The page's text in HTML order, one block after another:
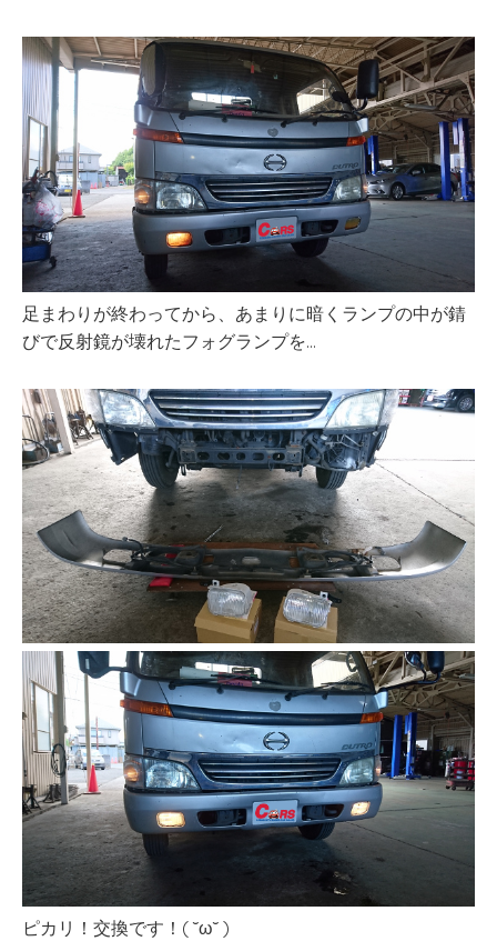
足まわりが終わってから、あまりに暗くランプの中が錆
びで反射鏡が壊れたフォグランプを…
ピカリ！交換です！( ˘ω˘ )